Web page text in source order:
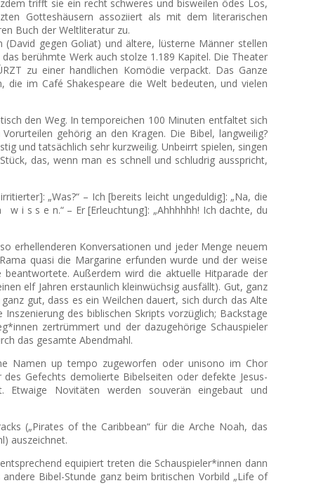
trifft sie ein recht schweres und bisweilen ödes Los,
Gotteshäusern assoziiert als mit dem literarischen
Buch der Weltliteratur zu.
gegen Goliat) und ältere, lüsterne Männer stellen
berühmte Werk auch stolze 1.189 Kapitel. Die Theater
zu einer handlichen Komödie verpackt. Das Ganze
im Café Shakespeare die Welt bedeuten, und vielen
den Weg. In temporeichen 100 Minuten entfaltet sich
gehörig an den Kragen. Die Bibel, langweilig?
und tatsächlich sehr kurzweilig. Unbeirrt spielen, singen
das, wenn man es schnell und schludrig ausspricht,
„Was?“ – Ich [bereits leicht ungeduldig]: „Na, die
i s s e n.“ – Er [Erleuchtung]: „Ahhhhhh! Ich dachte, du
erhellenderen Konversationen und jeder Menge neuem
quasi die Margarine erfunden wurde und der weise
Außerdem wird die aktuelle Hitparade der
elf Jahren erstaunlich kleinwüchsig ausfällt). Gut, ganz
gut, dass es ein Weilchen dauert, sich durch das Alte
des biblischen Skripts vorzüglich; Backstage
zertrümmert und der dazugehörige Schauspieler
das gesamte Abendmahl.
Namen up tempo zugeworfen oder unisono im Chor
Gefechts demolierte Bibelseiten oder defekte Jesus-
Etwaige Novitäten werden souverän eingebaut und
(„Pirates of the Caribbean“ für die Arche Noah, das
auszeichnet.
equipiert treten die Schauspieler*innen dann
Bibel-Stunde ganz beim britischen Vorbild „Life of